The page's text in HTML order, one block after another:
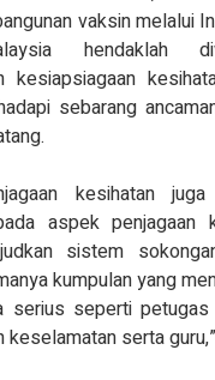
vaksin melalui
hendaklah
kesiapsiagaan
sebarang
kesihatan
aspek penjagaan
sistem
kumpulan yang
serius seperti petugas
keselamatan serta